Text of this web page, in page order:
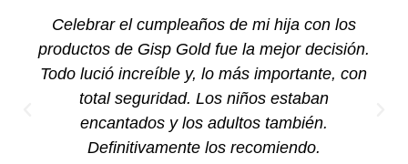
Celebrar el cumpleaños de mi hija con los
productos de Gisp Gold fue la mejor decisión.
Todo lució increíble y, lo más importante, con
total seguridad. Los niños estaban
encantados y los adultos también.
Definitivamente los recomiendo.